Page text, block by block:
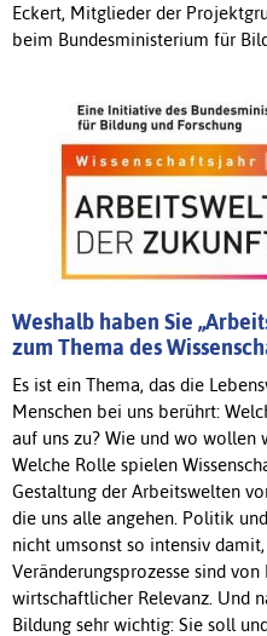
Eckert, Mitglieder der
beim Bundesministerium für
Weshalb haben Sie
zum Thema des
Es ist ein Thema, das die
Menschen bei uns berührt:
auf uns zu? Wie und wo wollen
Welche Rolle spielen
Gestaltung der Arbeitswelten
die uns alle angehen. Politik
nicht umsonst so intensiv
Veränderungsprozesse sind
wirtschaftlicher Relevanz. Und
Bildung sehr wichtig: Sie soll